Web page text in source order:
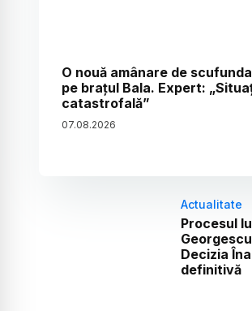
O nouă amânare de
pe brațul Bala. Expert:
catastrofală”
07.08.2026
Actualitate
Procesul
Decizia
definitivă